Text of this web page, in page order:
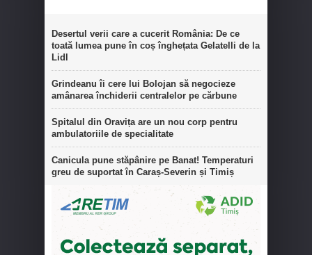
Desertul verii care a cucerit România: De ce
toată lumea pune în coș înghețata Gelatelli de la
Lidl
Grindeanu îi cere lui Bolojan să negocieze
amânarea închiderii centralelor pe cărbune
Spitalul din Oravița are un nou corp pentru
ambulatoriile de specialitate
Canicula pune stăpânire pe Banat! Temperaturi
greu de suportat în Caraș-Severin și Timiș